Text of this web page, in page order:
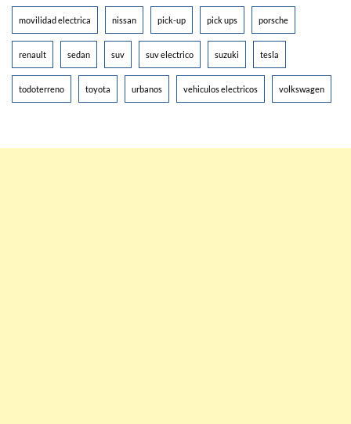
movilidad electrica nissan pick-up pick ups porsche
renault sedan suv suv electrico suzuki tesla
todoterreno toyota urbanos vehiculos electricos volkswagen